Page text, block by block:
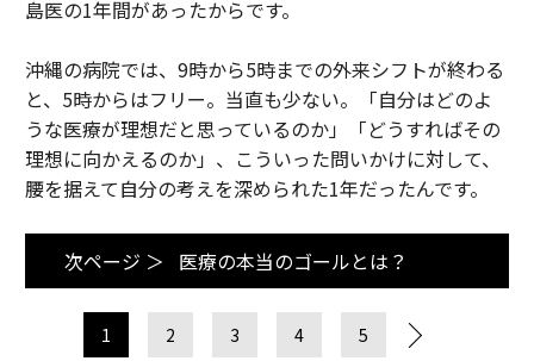
島医の1年間があったからです。
沖縄の病院では、9時から5時までの外来シフトが終わる
と、5時からはフリー。当直も少ない。「自分はどのよ
うな医療が理想だと思っているのか」「どうすればその
理想に向かえるのか」、こういった問いかけに対して、
腰を据えて自分の考えを深められた1年だったんです。
次ページ ＞ 医療の本当のゴールとは？
1 2 3 4 5